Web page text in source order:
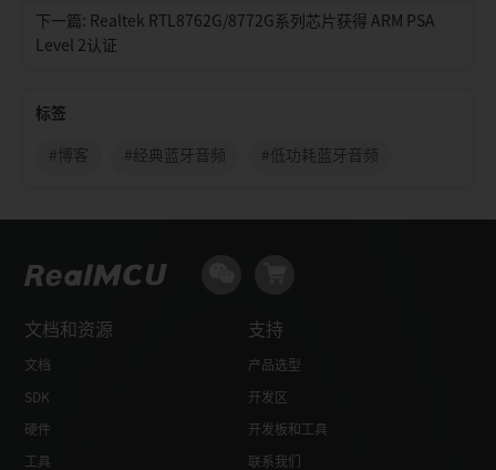
下一篇: Realtek RTL8762G/8772G系列芯片获得 ARM PSA
Level 2认证
标签
#博客 #经典蓝牙音频 #低功耗蓝牙音频
文档和资源
文档
SDK
硬件
工具
支持
产品选型
开发区
开发板和工具
联系我们